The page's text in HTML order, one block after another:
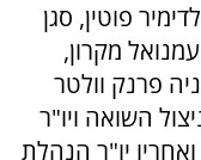
פוטין, סגן
מקרון,
פרנק וולטר
השואה ויו"ר
יו"ר הנהלת